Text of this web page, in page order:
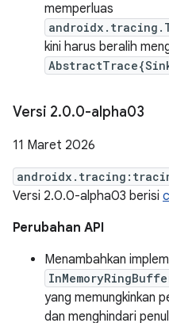
memperluas
kini harus beralih
Versi 2.0.0-alpha03
11 Maret 2026
Versi 2.0.0-alpha03 berisi
Perubahan API
Menambahkan
yang memungkinkan
dan menghindari